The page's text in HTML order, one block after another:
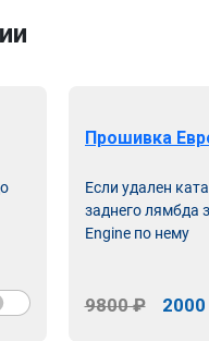
Прошивка
Если удален
заднего лямбда
Engine по нему
9800 ₽